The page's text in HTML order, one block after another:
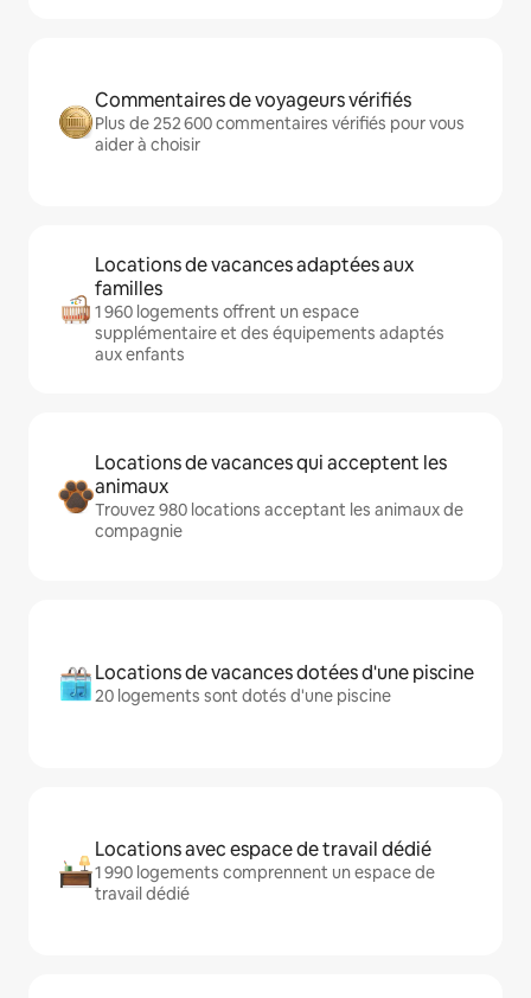
Commentaires de voyageurs vérifiés
Plus de 252 600 commentaires vérifiés pour vous
aider à choisir
Locations de vacances adaptées aux
familles
1 960 logements offrent un espace
supplémentaire et des équipements adaptés
aux enfants
Locations de vacances qui acceptent les
animaux
Trouvez 980 locations acceptant les animaux de
compagnie
Locations de vacances dotées d'une piscine
20 logements sont dotés d'une piscine
Locations avec espace de travail dédié
1 990 logements comprennent un espace de
travail dédié